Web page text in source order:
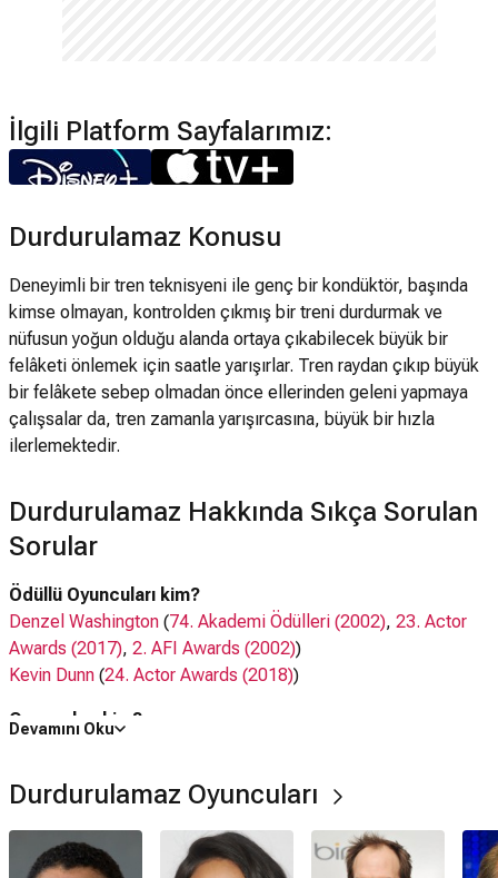
İlgili Platform Sayfalarımız:
Durdurulamaz Konusu
Deneyimli bir tren teknisyeni ile genç bir kondüktör, başında
kimse olmayan, kontrolden çıkmış bir treni durdurmak ve
nüfusun yoğun olduğu alanda ortaya çıkabilecek büyük bir
felâketi önlemek için saatle yarışırlar. Tren raydan çıkıp büyük
bir felâkete sebep olmadan önce ellerinden geleni yapmaya
çalışsalar da, tren zamanla yarışırcasına, büyük bir hızla
ilerlemektedir.
Durdurulamaz Hakkında Sıkça Sorulan
Sorular
Ödüllü Oyuncuları kim?
Denzel Washington (74. Akademi Ödülleri (2002), 23. Actor
Awards (2017), 2. AFI Awards (2002))
Kevin Dunn (24. Actor Awards (2018))
Oyuncuları kim?
12 Kasım 2010
Devamını Oku
Durdurulamaz Oyuncuları